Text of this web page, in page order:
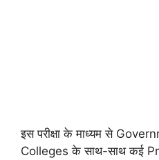
इस परीक्षा के माध्यम से
Colleges के साथ-साथ कई